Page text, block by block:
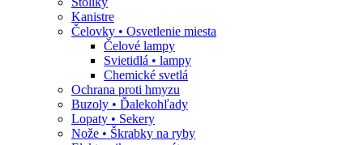
Kanistre
Čelovky • Osvetlenie miesta
Čelové lampy
Svietidlá • lampy
Chemické svetlá
Ochrana proti hmyzu
Buzoly • Ďalekohľady
Lopaty • Sekery
Nože • Škrabky na ryby